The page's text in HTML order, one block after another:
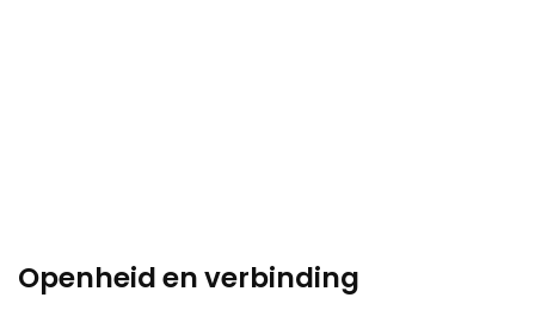
Openheid en verbinding